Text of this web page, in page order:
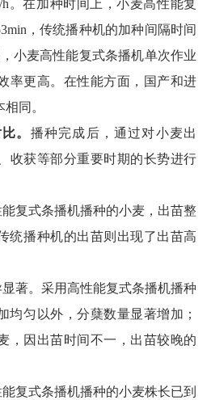
/h 。在加种时间上，小麦高性能复
min ，传统播种机的加种间隔时间
小麦高性能复式条播机单次作业
率更高。在性能方面，国产和进
同。
比。 播种完成后，通过对小麦出
收获等部分重要时期的长势进行
复式条播机播种的小麦，出苗整
统播种机的出苗则出现了出苗高
显著。采用高性能复式条播机播种
均匀以外，分蘖数量显著增加；
，因出苗时间不一，出苗较晚的
复式条播机播种的小麦株长已到